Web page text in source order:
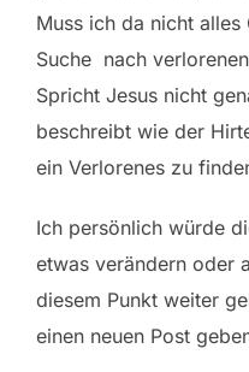
Muss ich da nicht
Suche nach
Spricht Jesus nicht
beschreibt wie der
ein Verlorenes zu
Ich persönlich würde
etwas verändern oder
diesem Punkt weiter
einen neuen Post